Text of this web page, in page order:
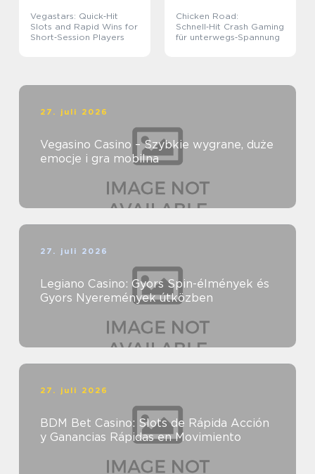
Vegastars: Quick‑Hit
Slots and Rapid Wins for
Short‑Session Players
Chicken Road:
Schnell‑Hit Crash Gaming
für unterwegs‑Spannung
27. juli 2026
Vegasino Casino – Szybkie wygrane, duże
emocje i gra mobilna
27. juli 2026
Legiano Casino: Gyors Spin-élmények és
Gyors Nyeremények útközben
27. juli 2026
BDM Bet Casino: Slots de Rápida Acción
y Ganancias Rápidas en Movimiento